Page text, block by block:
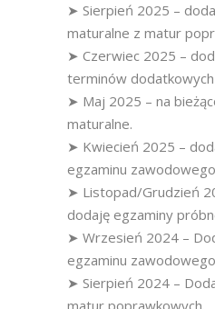
➤ Sierpień 2025 –
maturalne z matur
➤ Czerwiec 2025 –
terminów dodatkowych
➤ Maj 2025 – na
maturalne.
➤ Kwiecień 2025 –
egzaminu
➤ Listopad/Grudzień
dodaję egzaminy
➤ Wrzesień 2024 –
egzaminu
➤ Sierpień 2024 –
matur poprawkowych.